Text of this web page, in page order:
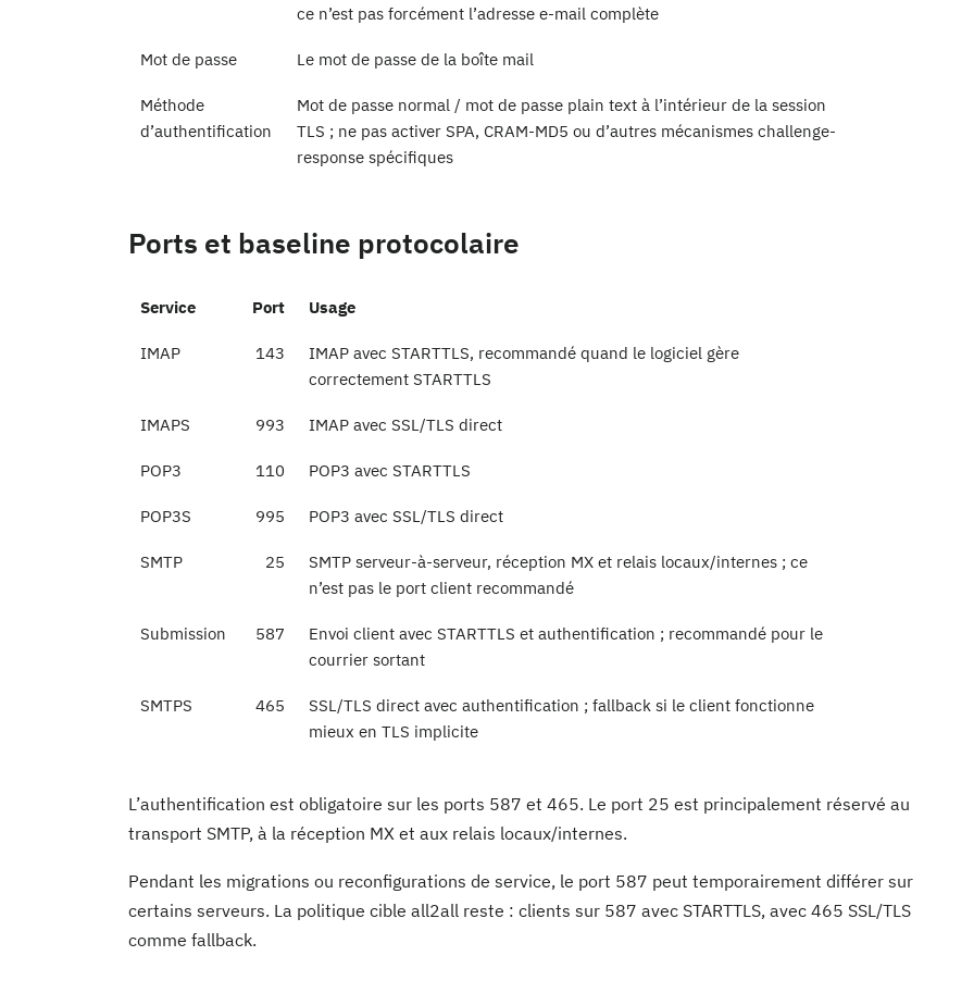
ce n’est pas forcément l’adresse e-mail complète
Mot de passe Le mot de passe de la boîte mail
Méthode
d’authentification
Mot de passe normal / mot de passe plain text à l’intérieur de la session
TLS ; ne pas activer SPA, CRAM-MD5 ou d’autres mécanismes challenge-
response spécifiques
Ports et baseline protocolaire
Service Port Usage
IMAP 143
IMAP avec STARTTLS, recommandé quand le logiciel gère
correctement STARTTLS
IMAPS 993 IMAP avec SSL/TLS direct
POP3 110 POP3 avec STARTTLS
POP3S 995 POP3 avec SSL/TLS direct
SMTP 25
SMTP serveur-à-serveur, réception MX et relais locaux/internes ; ce
n’est pas le port client recommandé
Submission 587
Envoi client avec STARTTLS et authentification ; recommandé pour le
courrier sortant
SMTPS 465
SSL/TLS direct avec authentification ; fallback si le client fonctionne
mieux en TLS implicite
L’authentification est obligatoire sur les ports 587 et 465. Le port 25 est principalement réservé au
transport SMTP, à la réception MX et aux relais locaux/internes.
Pendant les migrations ou reconfigurations de service, le port 587 peut temporairement différer sur
certains serveurs. La politique cible all2all reste : clients sur 587 avec STARTTLS, avec 465 SSL/TLS
comme fallback.